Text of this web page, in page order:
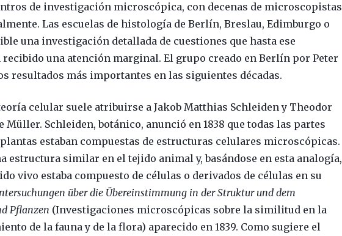
de investigación microscópica, con decenas de microscopistas
Las escuelas de histología de Berlín, Breslau, Edimburgo o
una investigación detallada de cuestiones que hasta ese
una atención marginal. El grupo creado en Berlín por Peter
resultados más importantes en las siguientes décadas.
celular suele atribuirse a Jakob Matthias Schleiden y Theodor
Müller. Schleiden, botánico, anunció en 1838 que todas las partes
estaban compuestas de estructuras celulares microscópicas.
estructura similar en el tejido animal y, basándose en esta analogía,
vivo estaba compuesto de células o derivados de células en su
über die Übereinstimmung in der Struktur und dem
Pflanzen (Investigaciones microscópicas sobre la similitud en la
de la fauna y de la flora) aparecido en 1839. Como sugiere el